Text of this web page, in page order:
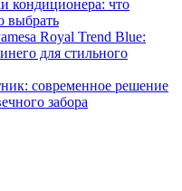
кондиционера: что
выбрать
Royal Trend Blue:
для стильного
современное решение
забора